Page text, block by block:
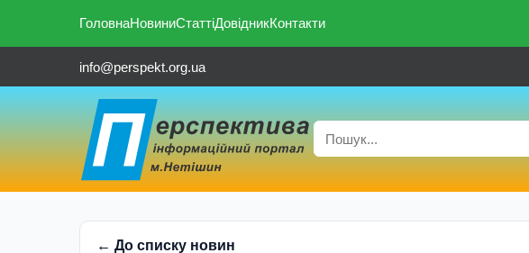
ГоловнаНовиниСтаттіДовідникКонтакти
info@perspekt.org.ua
← До списку новин